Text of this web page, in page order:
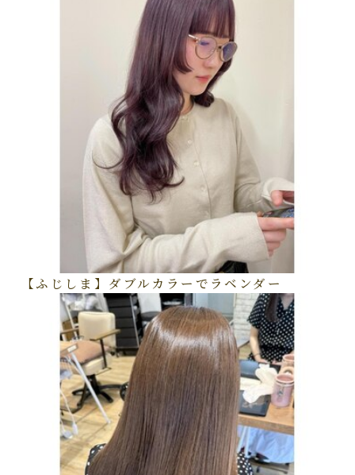
【ふじしま】ダブルカラーでラベンダー